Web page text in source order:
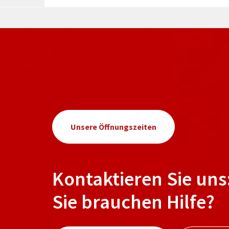
Unsere Öffnungszeiten
Kontaktieren Sie
Sie brauchen Hilfe?